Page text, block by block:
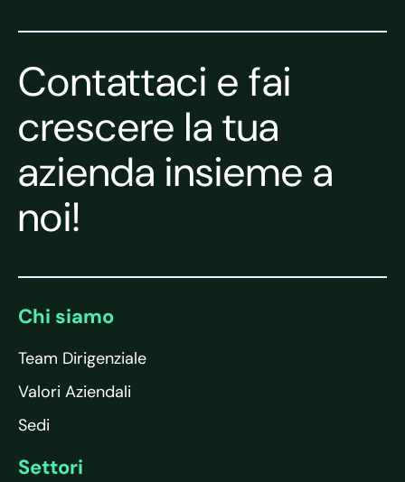
Contattaci e fai
crescere la tua
azienda insieme a
noi!
Chi siamo
Team Dirigenziale
Valori Aziendali
Sedi
Settori